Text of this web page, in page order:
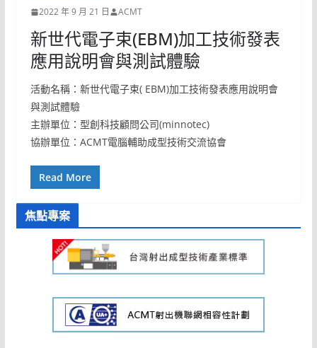
2022 年 9 月 21 日 ACMT
新世代電子束(EBM)加工技術發表
應用說明會與測試體驗
活動名稱：新世代電子束( EBM)加工技術發表應用說明會
與測試體驗
主辦單位：型創科技顧問公司(minnotec)
協辦單位：ACMT電腦輔助成型技術交流協會
Read More
焦點專案